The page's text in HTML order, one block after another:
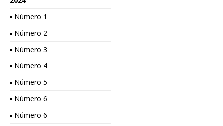
▪ Número 1
▪ Número 2
▪ Número 3
▪ Número 4
▪ Número 5
▪ Número 6
▪ Número 6